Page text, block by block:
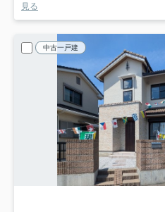
見る
中古一戸建